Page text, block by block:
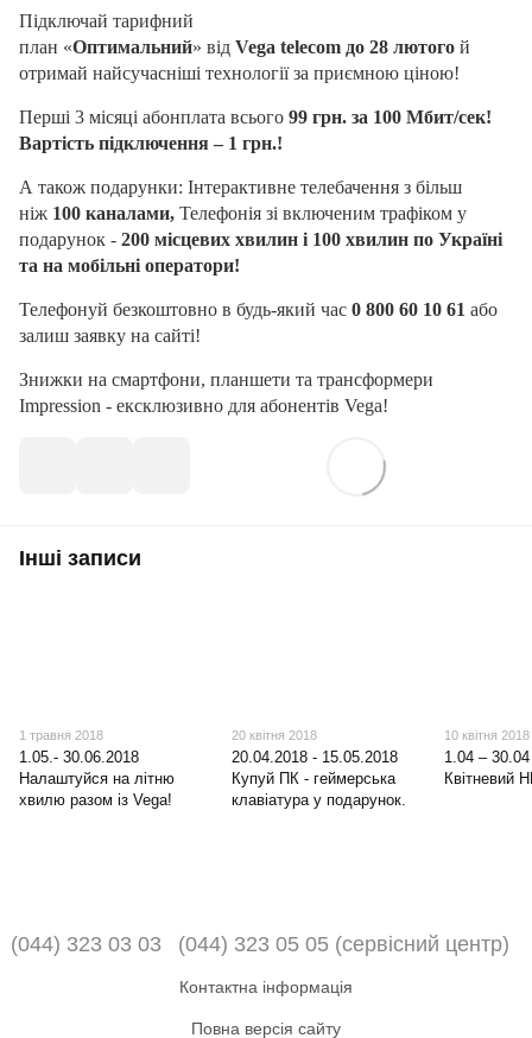
Підключай тарифний
план «Оптимальний» від Vega telecom до 28 лютого й
отримай найсучасніші технології за приємною ціною!
Перші 3 місяці абонплата всього 99 грн. за 100 Мбит/сек!
Вартість підключення – 1 грн.!
А також подарунки: Інтерактивне телебачення з більш
ніж 100 каналами, Телефонія зі включеним трафіком у
подарунок - 200 місцевих хвилин і 100 хвилин по Україні
та на мобільні оператори!
Телефонуй безкоштовно в будь-який час 0 800 60 10 61 або
залиш заявку на сайті!
Знижки на смартфони, планшети та трансформери
Impression - ексклюзивно для абонентів Vega!
Інші записи
1 травня 2018
1.05.- 30.06.2018
Налаштуйся на літню
хвилю разом із Vega!
20 квітня 2018
20.04.2018 - 15.05.2018
Купуй ПК - геймерська
клавіатура у подарунок.
10 квітня 2018
1.04 –
Квітневий
(044) 323 03 03 (044) 323 05 05 (сервісний центр)
Контактна інформація
Повна версія сайту